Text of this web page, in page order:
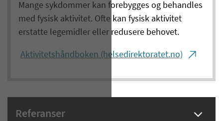
Mange sykdommer kan forebygges og behandles
med fysisk aktivitet. Ofte kan fysisk aktivitet
erstatte legemidler eller redusere behovet.
Aktivitetshåndboken (helsedirektoratet.no)
Referanser